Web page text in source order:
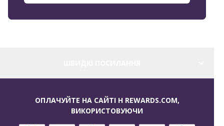
ОПЛАЧУЙТЕ НА САЙТІ H REWARDS.COM,
ВИКОРИСТОВУЮЧИ